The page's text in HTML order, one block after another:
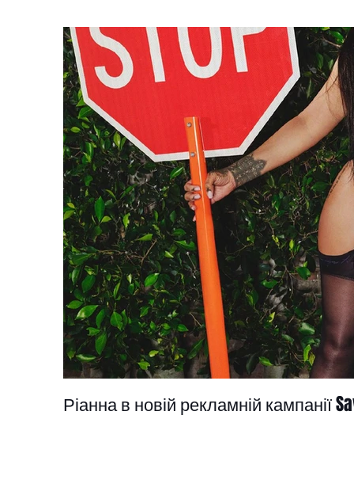
Ріанна в новій рекламній кампанії